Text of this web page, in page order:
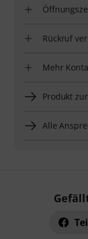
Rückruf
Mehr
Produkt
Alle